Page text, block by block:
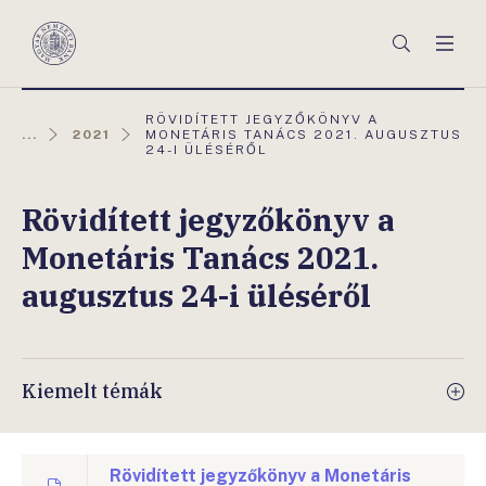
Magyar
Keresés
... 2021
AKTUÁLIS
OLDAL:
RÖVIDÍTETT JEGYZŐKÖNYV A
MONETÁRIS TANÁCS 2021. AUGUSZTUS
24-I ÜLÉSÉRŐL
Rövidített jegyzőkönyv a
Monetáris Tanács 2021.
augusztus 24-i üléséről
Kiemelt témák
Rövidített jegyzőkönyv a Monetáris